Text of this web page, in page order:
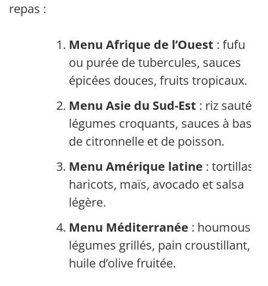
repas :
Menu Afrique de l’Ouest : fufu
ou purée de tubercules, sauces
épicées douces, fruits tropicaux.
Menu Asie du Sud-Est : riz sauté,
légumes croquants, sauces à base
de citronnelle et de poisson.
Menu Amérique latine : tortillas,
haricots, maïs, avocado et salsa
légère.
Menu Méditerranée : houmous,
légumes grillés, pain croustillant,
huile d’olive fruitée.